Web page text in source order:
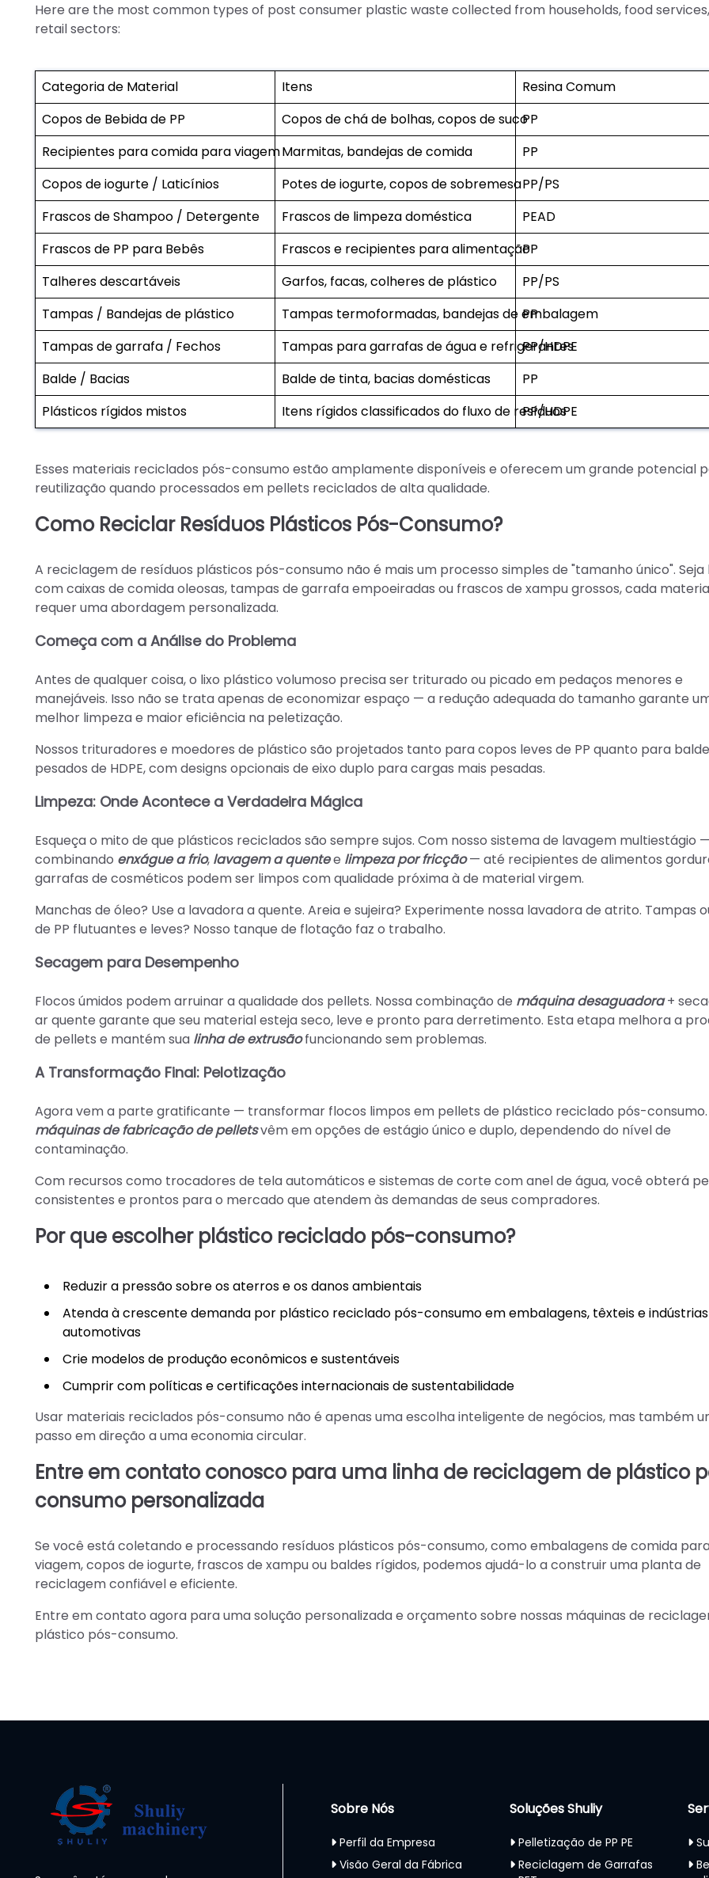
Here are the most common types of post consumer plastic waste collected from households, food
retail sectors:
Categoria de Material Itens
Resina Comum
Copos de Bebida de PP
Copos de chá de bolhas, copos de sucoPP
Recipientes para comida para viagemMarmitas, bandejas de comida
PP
Copos de iogurte / Laticínios
Potes de iogurte, copos de sobremesaPP/PS
Frascos de Shampoo / Detergente
Frascos de limpeza doméstica
PEAD
Frascos de PP para Bebês
Frascos e recipientes para alimentaçãoPP
Talheres descartáveis
Garfos, facas, colheres de plástico
PP/PS
Tampas / Bandejas de plástico
Tampas termoformadas, bandejas de embalagem
PP
Tampas de garrafa / Fechos
Tampas para garrafas de água e refrigerantes
PP/HDPE
Balde / Bacias
Balde de tinta, bacias domésticas
PP
Plásticos rígidos mistos
Itens rígidos classificados do fluxo de resíduos
PP/HDPE
Esses materiais reciclados pós-consumo estão amplamente disponíveis e oferecem um grande potencial
reutilização quando processados em pellets reciclados de alta qualidade.
Como Reciclar Resíduos Plásticos Pós-Consumo?
A reciclagem de resíduos plásticos pós-consumo não é mais um processo simples de "tamanho único". Seja
com caixas de comida oleosas, tampas de garrafa empoeiradas ou frascos de xampu grossos, cada
requer uma abordagem personalizada.
Começa com a Análise do Problema
Antes de qualquer coisa, o lixo plástico volumoso precisa ser triturado ou picado em pedaços menores e
manejáveis. Isso não se trata apenas de economizar espaço — a redução adequada do tamanho garante
melhor limpeza e maior eficiência na peletização.
Nossos trituradores e moedores de plástico são projetados tanto para copos leves de PP quanto para
pesados de HDPE, com designs opcionais de eixo duplo para cargas mais pesadas.
Limpeza: Onde Acontece a Verdadeira Mágica
Esqueça o mito de que plásticos reciclados são sempre sujos. Com nosso sistema de lavagem multiestágio —
combinando enxágue a frio, lavagem a quentee limpeza por fricção— até recipientes de alimentos
garrafas de cosméticos podem ser limpos com qualidade próxima à de material virgem.
Manchas de óleo? Use a lavadora a quente. Areia e sujeira? Experimente nossa lavadora de atrito. Tampas
de PP flutuantes e leves? Nosso tanque de flotação faz o trabalho.
Secagem para Desempenho
Flocos úmidos podem arruinar a qualidade dos pellets. Nossa combinação de máquina desaguadora+
ar quente garante que seu material esteja seco, leve e pronto para derretimento. Esta etapa melhora a
de pellets e mantém sua linha de extrusãofuncionando sem problemas.
A Transformação Final: Pelotização
Agora vem a parte gratificante — transformar flocos limpos em pellets de plástico reciclado pós-consumo.
máquinas de fabricação de pelletsvêm em opções de estágio único e duplo, dependendo do nível de
contaminação.
Com recursos como trocadores de tela automáticos e sistemas de corte com anel de água, você obterá
consistentes e prontos para o mercado que atendem às demandas de seus compradores.
Por que escolher plástico reciclado pós-consumo?
Reduzir a pressão sobre os aterros e os danos ambientais
Atenda à crescente demanda por plástico reciclado pós-consumo em embalagens, têxteis e indústrias
automotivas
Crie modelos de produção econômicos e sustentáveis
Cumprir com políticas e certificações internacionais de sustentabilidade
Usar materiais reciclados pós-consumo não é apenas uma escolha inteligente de negócios, mas também
passo em direção a uma economia circular.
Entre em contato conosco para uma linha de reciclagem de plástico
consumo personalizada
Se você está coletando e processando resíduos plásticos pós-consumo, como embalagens de comida
viagem, copos de iogurte, frascos de xampu ou baldes rígidos, podemos ajudá-lo a construir uma planta de
reciclagem confiável e eficiente.
Entre em contato agora para uma solução personalizada e orçamento sobre nossas máquinas de
plástico pós-consumo.
Sobre Nós
Perfil da Empresa
Visão Geral da Fábrica
Soluções Shuliy
Pelletização de PP PE
Reciclagem de Garrafas